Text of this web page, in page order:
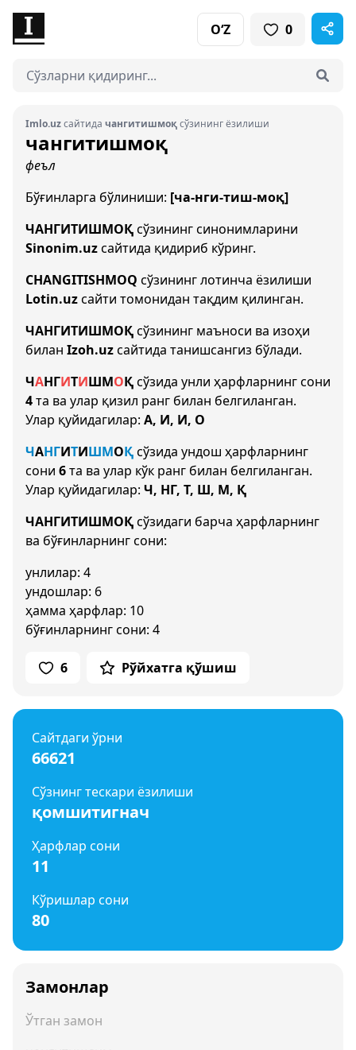
O‘Z 0
Imlo.uzсайтида чангитишмоқсўзининг ёзилиши
чангитишмоқ
феъл
Бўғинларга бўлиниши: [ча-нги-тиш-моқ]
ЧАНГИТИШМОҚсўзининг синонимларини
Sinonim.uzсайтида қидириб кўринг.
CHANGITISHMOQ сўзининг лотинча ёзилиши
Lotin.uzсайти томонидан тақдим қилинган.
ЧАНГИТИШМОҚсўзининг маъноси ва изоҳи
билан Izoh.uzсайтида танишсангиз бўлади.
ЧАНГИТИШМОҚсўзида унли ҳарфларнинг сони
4та ва улар қизил ранг билан белгиланган.
Улар қуйидагилар: А, И, И, О
ЧАНГИТИШМОҚсўзида ундош ҳарфларнинг
сони 6та ва улар кўк ранг билан белгиланган.
Улар қуйидагилар: Ч, НГ, Т, Ш, М, Қ
ЧАНГИТИШМОҚсўзидаги барча ҳарфларнинг
ва бўғинларнинг сони:
унлилар: 4
ундошлар: 6
ҳамма ҳарфлар: 10
бўғинларнинг сони: 4
6 Рўйхатга қўшиш
Сайтдаги ўрни
66621
Сўзнинг тескари ёзилиши
қомшитигнач
Ҳарфлар сони
11
Кўришлар сони
80
Замонлар
Ўтган замон